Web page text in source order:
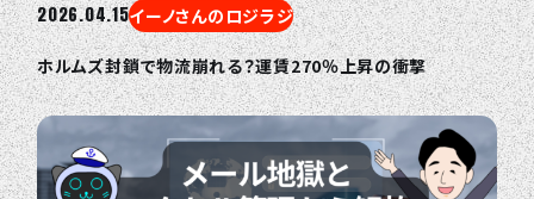
2026.04.15イーノさんのロジラジ
ホルムズ封鎖で物流崩れる？運賃270％上昇の衝撃